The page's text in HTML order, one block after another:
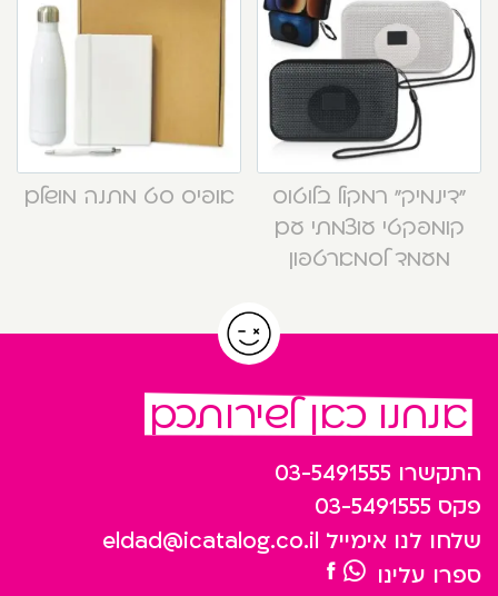
“דינמיק” רמקול בלוטוס
קומפקטי עוצמתי עם
מעמד לסמארטפון
אופיס סט מתנה מושלם
אנחנו כאן לשירותכם
התקשרו 03-5491555
פקס 03-5491555
שלחו לנו אימייל eldad@icatalog.co.il
ספרו עלינו